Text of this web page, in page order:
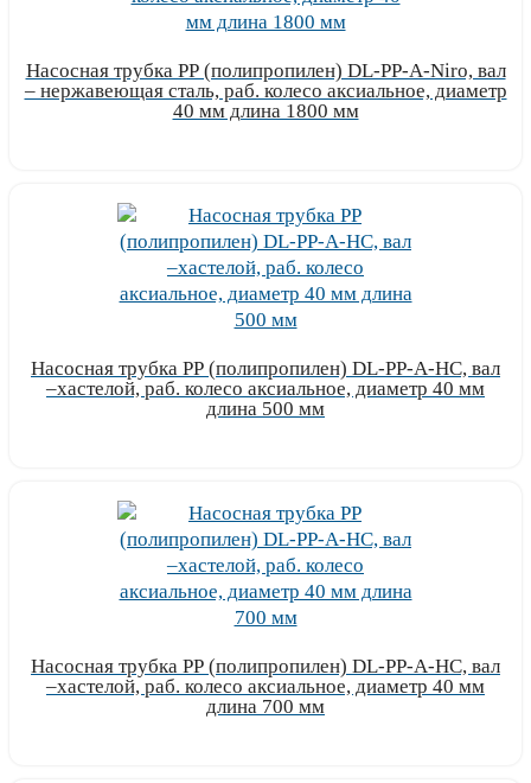
Насосная трубка РР (полипропилен) DL-PP-A-Niro, вал
– нержавеющая сталь, раб. колесо аксиальное, диаметр
40 мм длина 1800 мм
Насосная трубка РР (полипропилен) DL-PP-A-HC, вал
–хастелой, раб. колесо аксиальное, диаметр 40 мм
длина 500 мм
Насосная трубка РР (полипропилен) DL-PP-A-HC, вал
–хастелой, раб. колесо аксиальное, диаметр 40 мм
длина 700 мм